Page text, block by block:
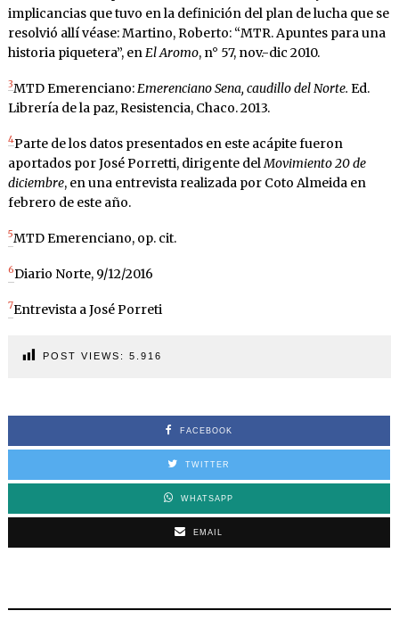
implicancias que tuvo en la definición del plan de lucha que se
resolvió allí véase: Martino, Roberto: “MTR. Apuntes para una
historia piquetera”, enEl Aromo, n° 57, nov.-dic 2010.
3MTD Emerenciano:Emerenciano Sena, caudillo del Norte. Ed.
Librería de la paz, Resistencia, Chaco. 2013.
4Parte de los datos presentados en este acápite fueron
aportados por José Porretti, dirigente delMovimiento 20 de
diciembre, en una entrevista realizada por Coto Almeida en
febrero de este año.
5MTD Emerenciano, op. cit.
6Diario Norte, 9/12/2016
7Entrevista a José Porreti
POST VIEWS: 5.916
FACEBOOK
TWITTER
WHATSAPP
EMAIL